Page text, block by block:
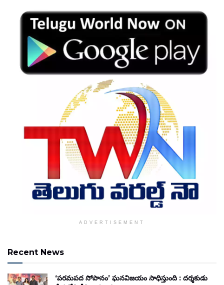
ADVERTISEMENT
Recent News
‘పరమపద సోపానం’ ఘనవిజయం సాధిస్తుంది : దర్శకుడు